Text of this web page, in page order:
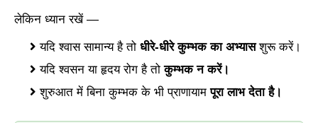
लेकिन ध्यान रखें —
यदि श्वास सामान्य है तो धीरे-धीरे कुम्भक का अभ्यासशुरू करें।
यदि श्वसन या हृदय रोग है तोकुम्भक न करें।
शुरुआत में बिना कुम्भक के भी प्राणायामपूरा लाभ देता है।